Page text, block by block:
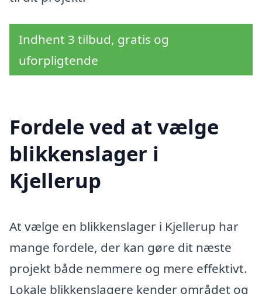
Indhent 3 tilbud, gratis og
uforpligtende
Fordele ved at vælge
blikkenslager i
Kjellerup
At vælge en blikkenslager i Kjellerup har
mange fordele, der kan gøre dit næste
projekt både nemmere og mere effektivt.
Lokale blikkenslagere kender området og